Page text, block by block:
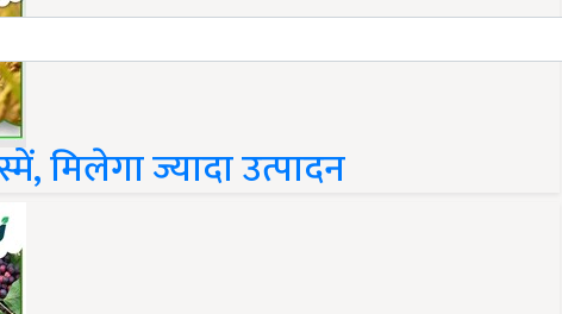
मिलेगा ज्यादा उत्पादन